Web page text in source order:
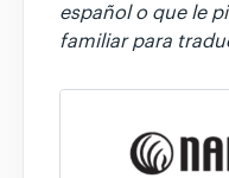
español o que le
familiar para